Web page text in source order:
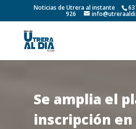
Noticias de Utrera al instante
926
Se amplia el
inscripción en